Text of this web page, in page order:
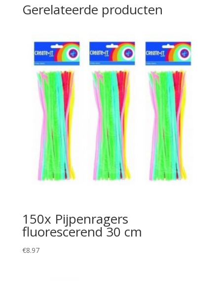
Gerelateerde producten
150x Pijpenragers
fluorescerend 30 cm
€8.97